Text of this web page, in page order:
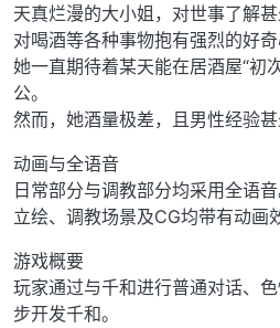
天真烂漫的大小姐，对世事了解甚
对喝酒等各种事物抱有强烈的好奇
她一直期待着某天能在居酒屋“初
公。
然而，她酒量极差，且男性经验甚
动画与全语音
日常部分与调教部分均采用全语音
立绘、调教场景及CG均带有动画
游戏概要
玩家通过与千和进行普通对话、
步开发千和。